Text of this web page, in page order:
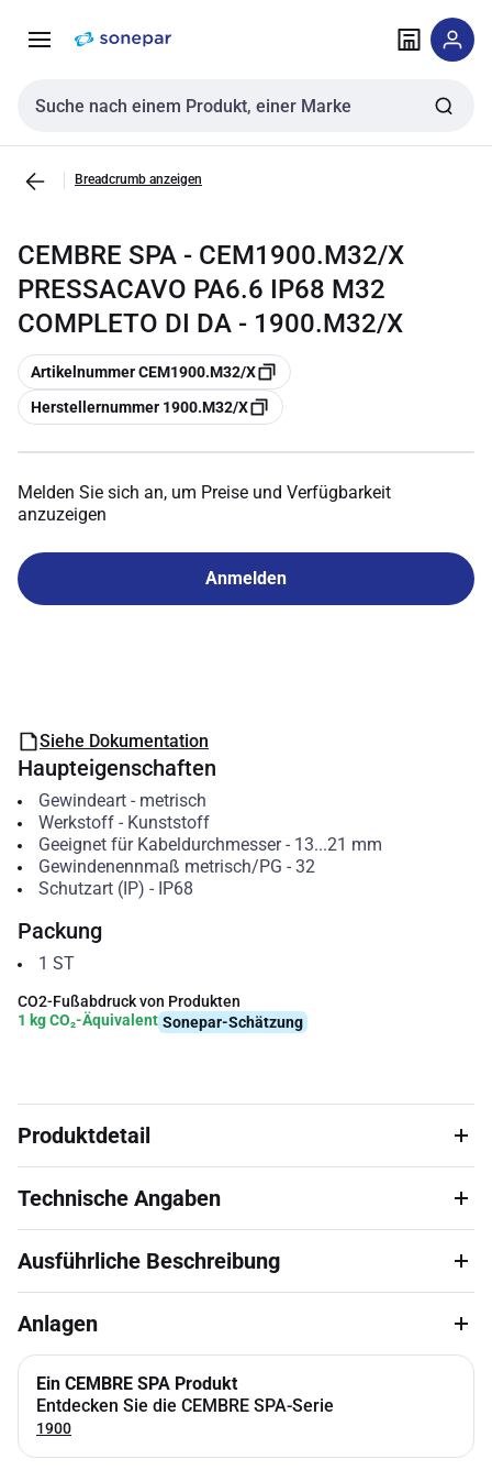
NavigationInhalt
Sucheingabe
Breadcrumb anzeigen
CEMBRE SPA - CEM1900.M32/X
PRESSACAVO PA6.6 IP68 M32
COMPLETO DI DA - 1900.M32/X
Kopieren
Artikelnummer CEM1900.M32/X
Kopieren
Herstellernummer 1900.M32/X
Melden Sie sich an, um Preise und Verfügbarkeit
anzuzeigen
Anmelden
Siehe Dokumentation
Haupteigenschaften
Gewindeart- metrisch
Werkstoff- Kunststoff
Geeignet für Kabeldurchmesser- 13...21 mm
Gewindenennmaß metrisch/PG - 32
Schutzart (IP) - IP68
Packung
1 ST
CO2-Fußabdruck von Produkten
1 kg CO₂-Äquivalent Sonepar-Schätzung
Produktdetail
Technische Angaben
Ausführliche Beschreibung
Anlagen
Ein CEMBRE SPA Produkt
Entdecken Sie die CEMBRE SPA-Serie
1900